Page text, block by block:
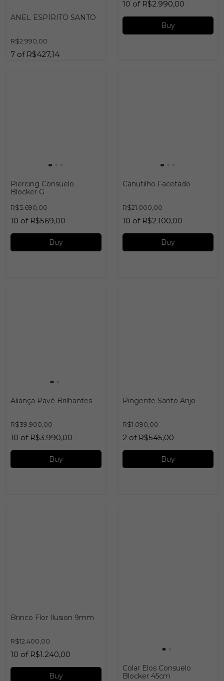
ANEL ESPÍRITO SANTO
R$2.990,00
7 of R$427,14
10 of R$2.990,00
Buy
Piercing Consuelo
Blocker G
R$5.690,00
10 of R$569,00
Buy
Canutilho Facetado
R$21.000,00
10 of R$2.100,00
Buy
Aliança Pavê Brilhantes
R$39.900,00
10 of R$3.990,00
Buy
Pingente Santo Anjo
R$1.090,00
2 of R$545,00
Buy
Brinco Flor Ilusion 9mm
R$12.400,00
10 of R$1.240,00
Colar Elos Consuelo
Blocker 45cm